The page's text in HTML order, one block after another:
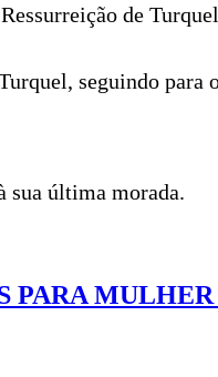
de
seguindo para
sua última morada.
PARA